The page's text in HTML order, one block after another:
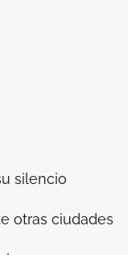
silencio
otras ciudades